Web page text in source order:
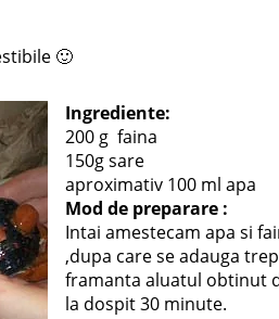
🙂
Ingrediente:
200 g faina
150g sare
aproximativ 100 ml apa
Mod de preparare :
Intai amestecam apa si
,dupa care se adauga
framanta aluatul obtinut
la dospit 30 minute.